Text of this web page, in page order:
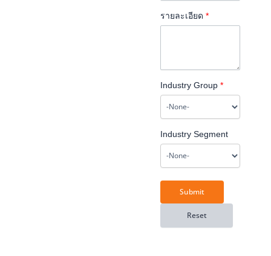
รายละเอียด *
Industry Group *
Industry Segment